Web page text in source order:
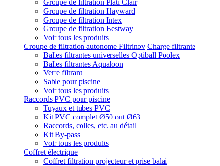
Groupe de filtration Plati Clair
Groupe de filtration Hayward
Groupe de filtration Intex
Groupe de filtration Bestway
Voir tous les produits
Groupe de filtration autonome Filtrinov Charge filtrante
Balles filtrantes universelles Optiball Poolex
Balles filtrantes Aqualoon
Verre filtrant
Sable pour piscine
Voir tous les produits
Raccords PVC pour piscine
Tuyaux et tubes PVC
Kit PVC complet Ø50 out Ø63
Raccords, colles, etc. au détail
Kit By-pass
Voir tous les produits
Coffret électrique
Coffret filtration projecteur et prise balai